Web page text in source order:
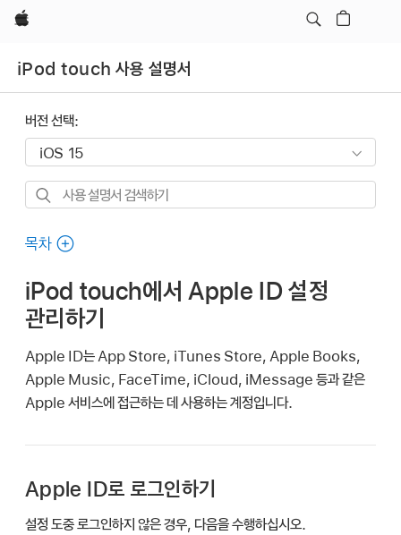
Apple
iPod touch 사용 설명서
버전 선택:
사용
검색하기
목차
iPod touch에서 Apple ID 설정
관리하기
Apple ID는 App Store, iTunes Store, Apple Books,
Apple Music, FaceTime, iCloud, iMessage 등과 같은
Apple 서비스에 접근하는 데 사용하는 계정입니다.
Apple ID로 로그인하기
설정 도중 로그인하지 않은 경우, 다음을 수행하십시오.